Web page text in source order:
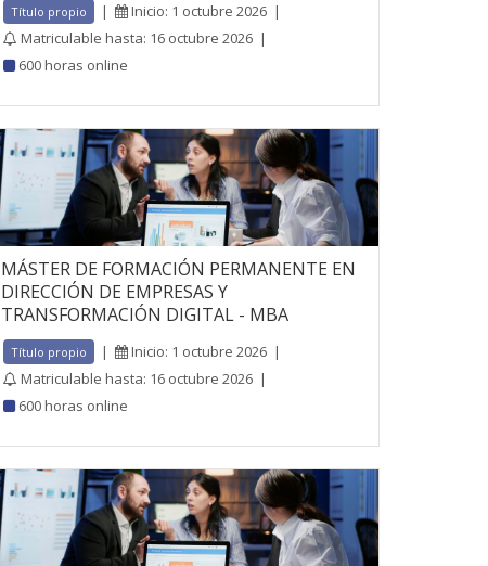
Título propio | Inicio: 1 octubre 2026 |
Matriculable hasta: 16 octubre 2026 |
600 horas online
MÁSTER DE FORMACIÓN PERMANENTE EN
DIRECCIÓN DE EMPRESAS Y
TRANSFORMACIÓN DIGITAL - MBA
Título propio | Inicio: 1 octubre 2026 |
Matriculable hasta: 16 octubre 2026 |
600 horas online